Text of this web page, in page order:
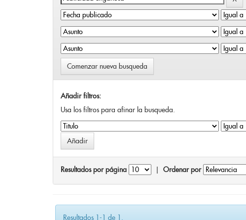
Comenzar nueva busqueda
Añadir filtros:
Usa los filtros para afinar la busqueda.
Resultados por página Ordenar por
Resultados 1-1 de 1.